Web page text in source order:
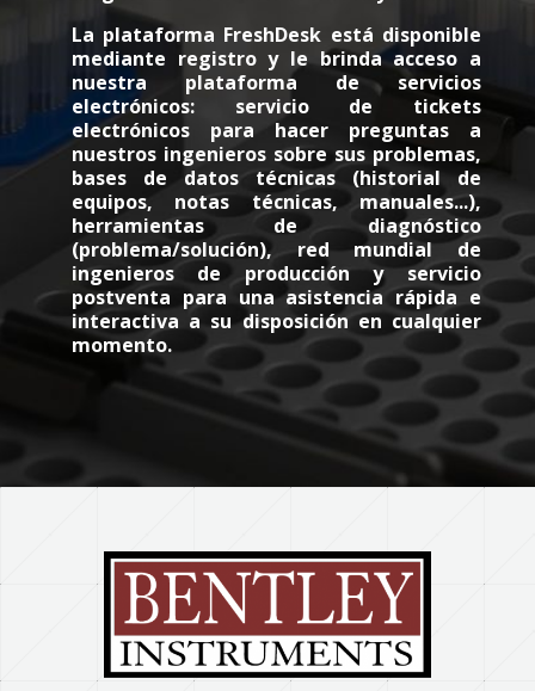
La plataforma FreshDesk está disponible
mediante registro y le brinda acceso a
nuestra plataforma de servicios
electrónicos: servicio de tickets
electrónicos para hacer preguntas a
nuestros ingenieros sobre sus problemas,
bases de datos técnicas (historial de
equipos, notas técnicas, manuales...),
herramientas de diagnóstico
(problema/solución), red mundial de
ingenieros de producción y servicio
postventa para una asistencia rápida e
interactiva a su disposición en cualquier
momento.